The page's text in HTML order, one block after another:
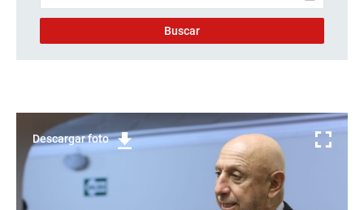
Descargar foto